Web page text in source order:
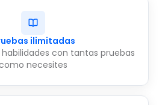
ilimitadas
habilidades con tantas pruebas
necesites